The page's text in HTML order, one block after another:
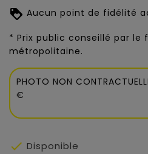
Aucun point de fidélité
* Prix public conseillé par le
métropolitaine.
PHOTO NON
€
 Disponible